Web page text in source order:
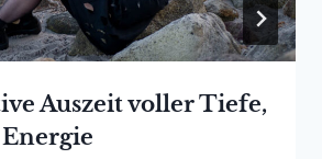
Auszeit voller Tiefe,